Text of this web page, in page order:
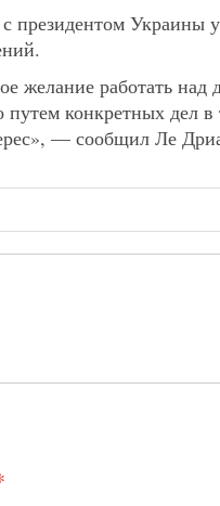
Украины
желание работать
конкретных дел
— сообщил Ле